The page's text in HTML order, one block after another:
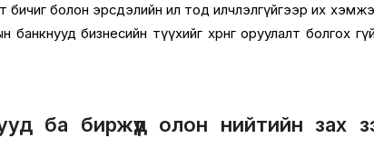
бичиг болон эрсдэлийн ил тод илчлэлгүйгээр их
банкнууд бизнесийн түүхийг хөрөнгө оруулалт болгох
ба биржүүд олон нийтийн зах